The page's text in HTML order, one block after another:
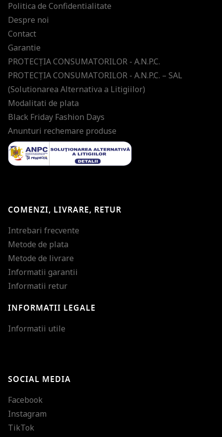
Politica de Confidentialitate
Despre noi
Contact
Garantie
PROTECŢIA CONSUMATORILOR - A.N.P.C.
PROTECŢIA CONSUMATORILOR - A.N.P.C. – SAL
(Solutionarea Alternativa a Litigiilor)
Modalitati de plata
Black Friday Fashion Days
Anunturi rechemare produse
COMENZI, LIVRARE, RETUR
Intrebari frecvente
Metode de plata
Metode de livrare
Informatii garantii
Informatii retur
INFORMATII LEGALE
Informatii utile
SOCIAL MEDIA
Facebook
Instagram
TikTok